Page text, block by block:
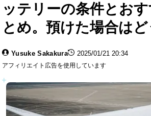
ッテリーの条件とお
とめ。預けた場合はど
Yusuke Sakakura 2025/01/21 20:34
アフィリエイト広告を使用しています